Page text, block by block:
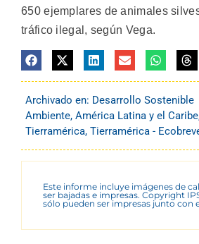
650 ejemplares de animales
tráfico ilegal, según Vega.
Archivado en: Desarrollo Sostenible
Ambiente, América Latina y el Caribe
Tierramérica, Tierramérica -
Este informe incluye imágenes de
ser bajadas e impresas. Copyright
sólo pueden ser impresas junto con